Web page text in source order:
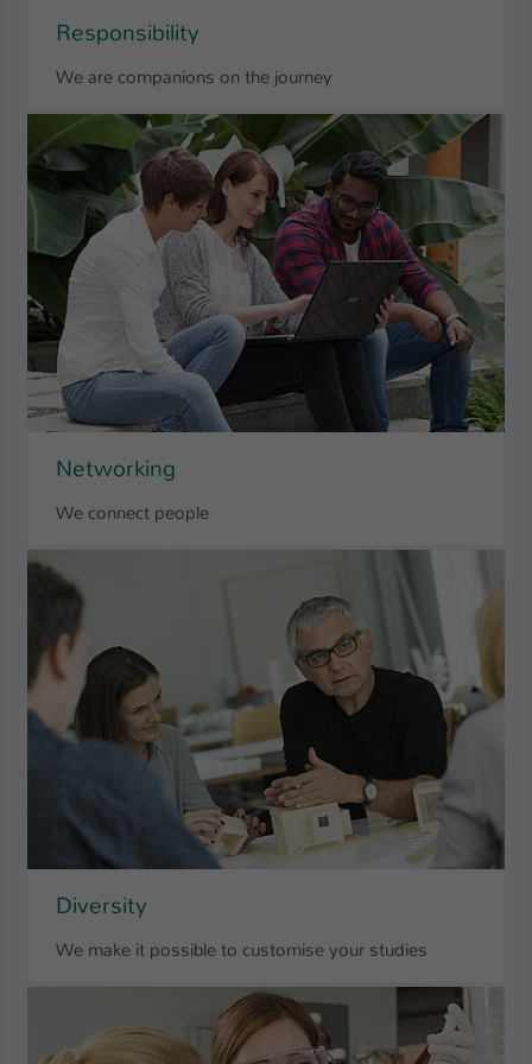
Responsibility
We are companions on the journey
Networking
We connect people
Diversity
We make it possible to customise your studies
Zweck
generierte ID, für die historische
Einstellungen, falls der Webseiten-
Betreiber dies eingestellt hat.
Name fe_typo_user / PHPSESSID
Anbieter TYPO3
Laufzeit 1 Woche
Zweck
Dieses Cookie ist ein Standard-Session-
Cookie von TYPO3. Es speichert im Fall
eines Intranet-Logins die Session-ID. So
kann der eingeloggte Benutzer
Zugang zu geschützten Bereichen
Name
Laufzeit
Dieser Cookie teilt der Webseite mit, ob
ein Besucher im Typo3-Backend
angemeldet ist und Rechte besitzt diese
zu verwalten.